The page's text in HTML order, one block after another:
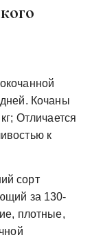
Кочаны
Отличается
к
сорт
за 130-
плотные,